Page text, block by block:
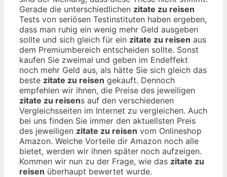
Gerade die unterschiedlichen zitate zu reisen
Tests von seriösen Testinstituten haben ergeben,
dass man ruhig ein wenig mehr Geld ausgeben
sollte und sich gleich für ein zitate zu reisen aus
dem Premiumbereich entscheiden sollte. Sonst
kaufen Sie zweimal und geben im Endeffekt
noch mehr Geld aus, als hätte Sie sich gleich das
beste zitate zu reisen gekauft. Dennoch
empfehlen wir ihnen, die Preise des jeweiligen
zitate zu reisens auf den verschiedenen
Vergleichsseiten im Internet zu vergleichen. Auch
bei uns finden Sie immer den aktuellsten Preis
des jeweiligen zitate zu reisen vom Onlineshop
Amazon. Welche Vorteile dir Amazon noch alle
bietet, werden wir ihnen später noch aufzeigen.
Kommen wir nun zu der Frage, wie das zitate zu
reisen überhaupt bewertet wurde.